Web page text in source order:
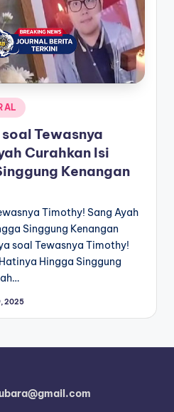
Tewasnya
Curahkan Isi
Kenangan
Timothy! Sang Ayah
Singgung Kenangan
soal Tewasnya Timothy!
Hingga Singgung
2025